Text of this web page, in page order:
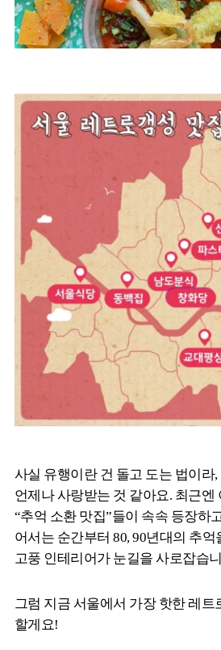
사실 유행이란 건 돌고 도는 법이라
언제나 사랑받는 것 같아요. 최근엔
“추억 소환 맛집”들이 속속 등장하
어서는 순간부터 80, 90년대의 추
고풍 인테리어가 눈길을 사로잡습
그럼 지금 서울에서 가장 핫한 레트
할게요!